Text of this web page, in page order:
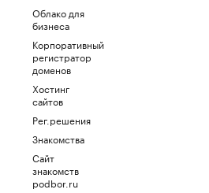
Облако для
бизнеса
Корпоративный
регистратор
доменов
Хостинг
сайтов
Рег.решения
Знакомства
Сайт
знакомств
podbor.ru